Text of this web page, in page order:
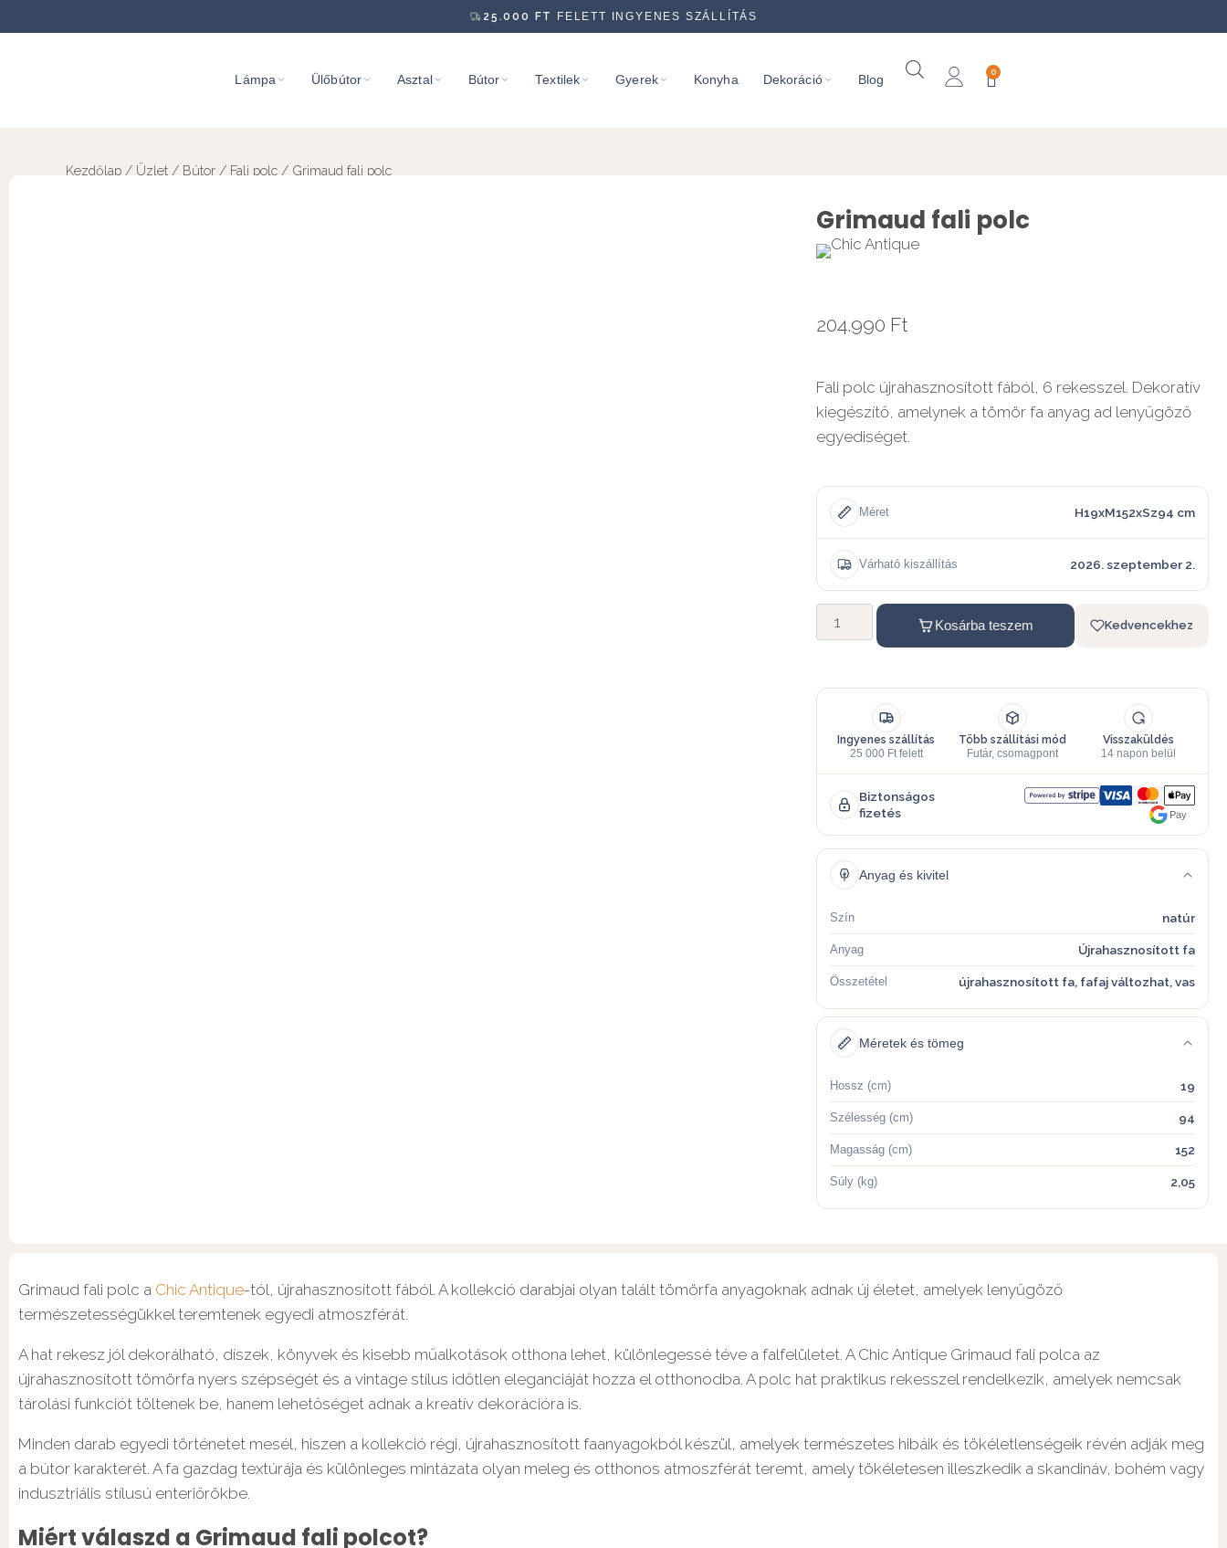
25.000 FT FELETT INGYENES SZÁLLÍTÁS
Lámpa Ülőbútor Asztal Bútor Textilek Gyerek Konyha Dekoráció Blog
0
Kezdőlap / Üzlet / Bútor / Fali polc / Grimaud fali polc
Grimaud fali polc
204.990 Ft
Fali polc újrahasznosított fából, 6 rekesszel. Dekoratív
kiegészítő, amelynek a tömör fa anyag ad lenyűgöző
egyediséget.
Méret H19xM152xSz94 cm
Várható kiszállítás 2026. szeptember 2.
Kosárba teszem Kedvencekhez
Ingyenes szállítás
25 000 Ft felett
Több szállítási mód
Futár, csomagpont
Visszaküldés
14 napon belül
Biztonságos
fizetés
Pay
Anyag és kivitel
Szín natúr
Anyag Újrahasznosított fa
Összetétel újrahasznosított fa, fafaj változhat, vas
Méretek és tömeg
Hossz (cm) 19
Szélesség (cm) 94
Magasság (cm) 152
Súly (kg) 2,05
Grimaud fali polc a Chic Antique-tól, újrahasznosított fából. A kollekció darabjai olyan talált tömörfa anyagoknak adnak új életet, amelyek lenyűgöző
természetességükkel teremtenek egyedi atmoszférát.
A hat rekesz jól dekorálható, díszek, könyvek és kisebb műalkotások otthona lehet, különlegessé téve a falfelületet. A Chic Antique Grimaud fali polca az
újrahasznosított tömörfa nyers szépségét és a vintage stílus időtlen eleganciáját hozza el otthonodba. A polc hat praktikus rekesszel rendelkezik, amelyek nemcsak
tárolási funkciót töltenek be, hanem lehetőséget adnak a kreatív dekorációra is.
Minden darab egyedi történetet mesél, hiszen a kollekció régi, újrahasznosított faanyagokból készül, amelyek természetes hibáik és tökéletlenségeik révén adják meg
a bútor karakterét. A fa gazdag textúrája és különleges mintázata olyan meleg és otthonos atmoszférát teremt, amely tökéletesen illeszkedik a skandináv, bohém vagy
indusztriális stílusú enteriőrökbe.
Miért válaszd a Grimaud fali polcot?